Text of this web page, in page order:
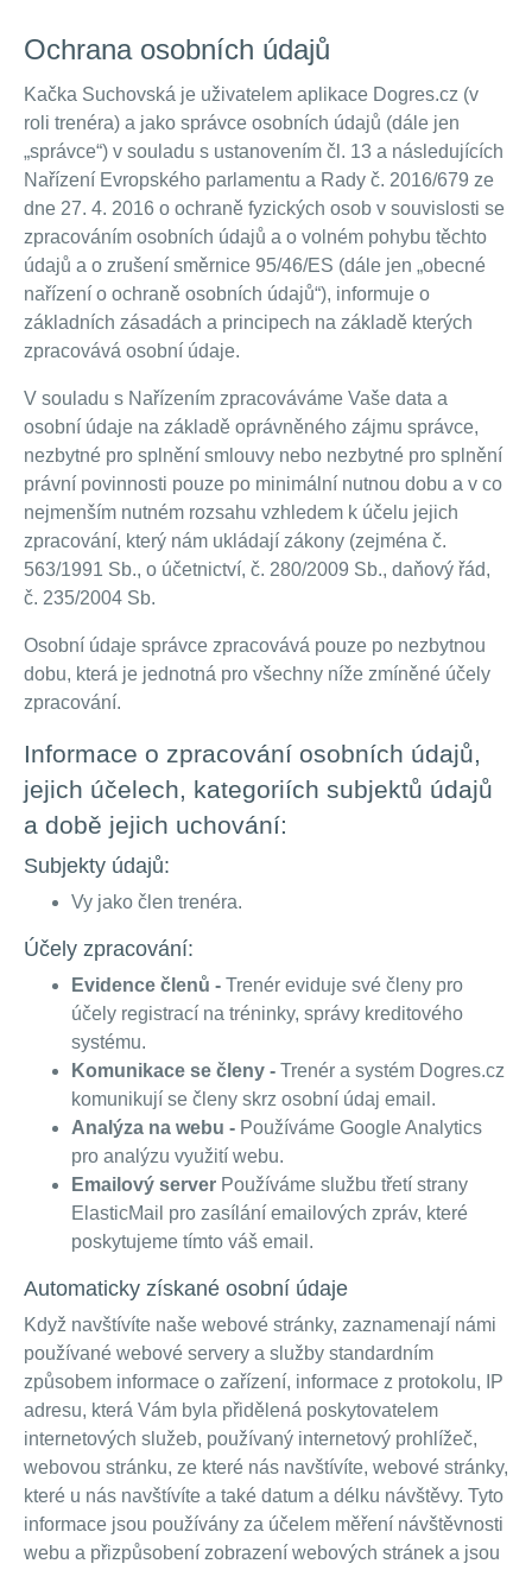
Ochrana osobních údajů
Kačka Suchovská je uživatelem aplikace Dogres.cz (v
roli trenéra) a jako správce osobních údajů (dále jen
„správce“) v souladu s ustanovením čl. 13 a následujících
Nařízení Evropského parlamentu a Rady č. 2016/679 ze
dne 27. 4. 2016 o ochraně fyzických osob v souvislosti se
zpracováním osobních údajů a o volném pohybu těchto
údajů a o zrušení směrnice 95/46/ES (dále jen „obecné
nařízení o ochraně osobních údajů“), informuje o
základních zásadách a principech na základě kterých
zpracovává osobní údaje.
V souladu s Nařízením zpracováváme Vaše data a
osobní údaje na základě oprávněného zájmu správce,
nezbytné pro splnění smlouvy nebo nezbytné pro splnění
právní povinnosti pouze po minimální nutnou dobu a v co
nejmenším nutném rozsahu vzhledem k účelu jejich
zpracování, který nám ukládají zákony (zejména č.
563/1991 Sb., o účetnictví, č. 280/2009 Sb., daňový řád,
č. 235/2004 Sb.
Osobní údaje správce zpracovává pouze po nezbytnou
dobu, která je jednotná pro všechny níže zmíněné účely
zpracování.
Informace o zpracování osobních údajů,
jejich účelech, kategoriích subjektů údajů
a době jejich uchování:
Subjekty údajů:
Vy jako člen trenéra.
Účely zpracování:
Evidence členů - Trenér eviduje své členy pro
účely registrací na tréninky, správy kreditového
systému.
Komunikace se členy - Trenér a systém Dogres.cz
komunikují se členy skrz osobní údaj email.
Analýza na webu - Používáme Google Analytics
pro analýzu využití webu.
Emailový server Používáme službu třetí strany
ElasticMail pro zasílání emailových zpráv, které
poskytujeme tímto váš email.
Automaticky získané osobní údaje
Když navštívíte naše webové stránky, zaznamenají námi
používané webové servery a služby standardním
způsobem informace o zařízení, informace z protokolu, IP
adresu, která Vám byla přidělená poskytovatelem
internetových služeb, používaný internetový prohlížeč,
webovou stránku, ze které nás navštívíte, webové stránky,
které u nás navštívíte a také datum a délku návštěvy. Tyto
informace jsou používány za účelem měření návštěvnosti
webu a přizpůsobení zobrazení webových stránek a jsou